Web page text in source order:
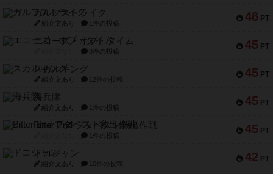
46 PT
ガルフストライク
紹介文あり 1件の投稿
45 PT
エコーズ・オブ・タイム
8件の投稿
45 PT
スカルキング
紹介文あり 12件の投稿
45 PT
海兵隊
紹介文あり 1件の投稿
45 PT
Bitter End ブタペスト救出作戦
1件の投稿
42 PT
ドコジャン
紹介文あり 10件の投稿